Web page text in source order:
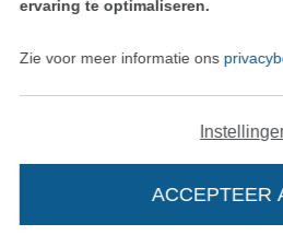
12,15 € / m
ervaring te optimaliseren.
Zie voor meer informatie ons
ACCEPTEER